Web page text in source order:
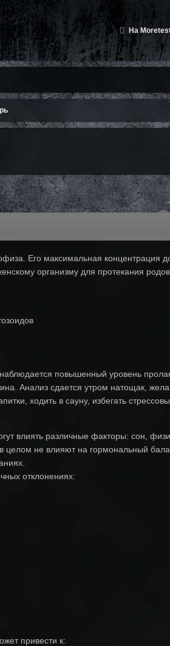
На
Его максимальная концентрация
организму для протекания
повышенный уровень
Анализ сдается утром натощак,
ходить в сауну, избегать
влиять различные факторы: сон,
не влияют на гормональный
отклонениях:
привести к: